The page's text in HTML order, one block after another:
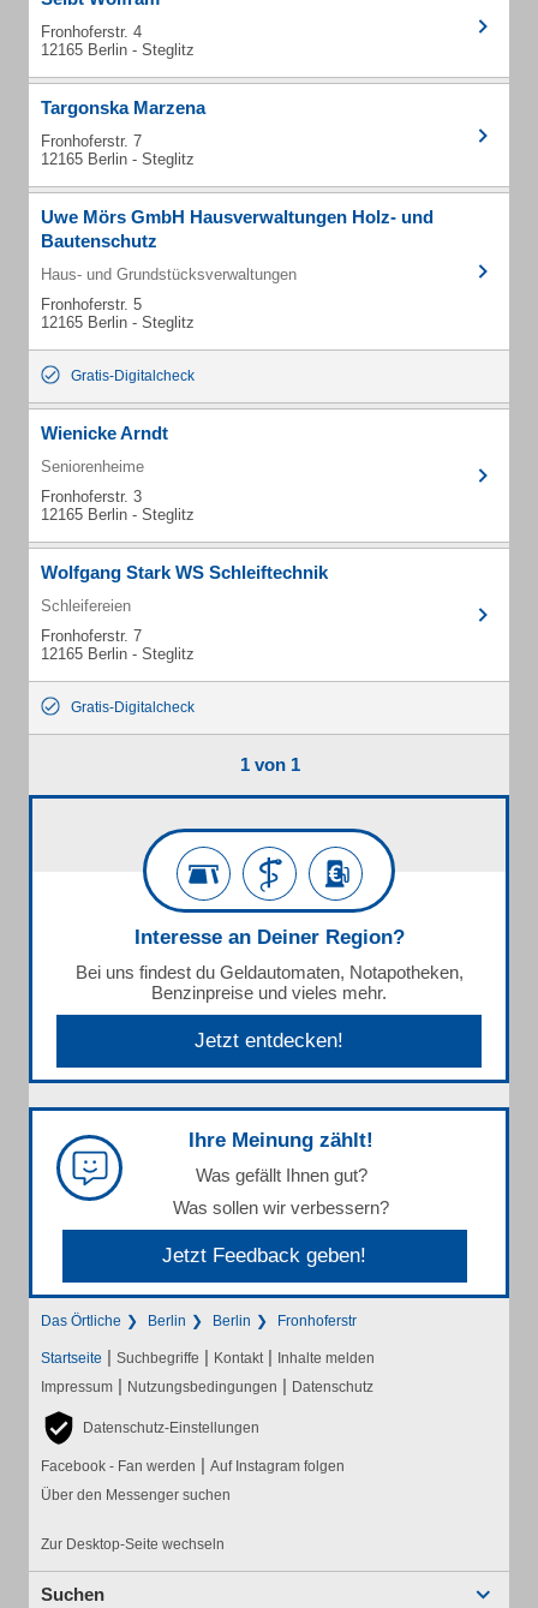
Fronhoferstr. 4
12165 Berlin - Steglitz
Targonska Marzena
Fronhoferstr. 7
12165 Berlin - Steglitz
Uwe Mörs GmbH Hausverwaltungen Holz- und
Bautenschutz
Haus- und Grundstücksverwaltungen
Fronhoferstr. 5
12165 Berlin - Steglitz
Gratis-Digitalcheck
Wienicke Arndt
Seniorenheime
Fronhoferstr. 3
12165 Berlin - Steglitz
Wolfgang Stark WS Schleiftechnik
Schleifereien
Fronhoferstr. 7
12165 Berlin - Steglitz
Gratis-Digitalcheck
1 von 1
Interesse an Deiner Region?
Bei uns findest du Geldautomaten, Notapotheken,
Benzinpreise und vieles mehr.
Jetzt entdecken!
Ihre Meinung zählt!
Was gefällt Ihnen gut?
Was sollen wir verbessern?
Jetzt Feedback geben!
Das Örtliche Berlin Berlin Fronhoferstr
Startseite | Suchbegriffe | Kontakt | Inhalte melden
Impressum | Nutzungsbedingungen | Datenschutz
Datenschutz-Einstellungen
Facebook - Fan werden | Auf Instagram folgen
Über den Messenger suchen
Zur Desktop-Seite wechseln
Suchen